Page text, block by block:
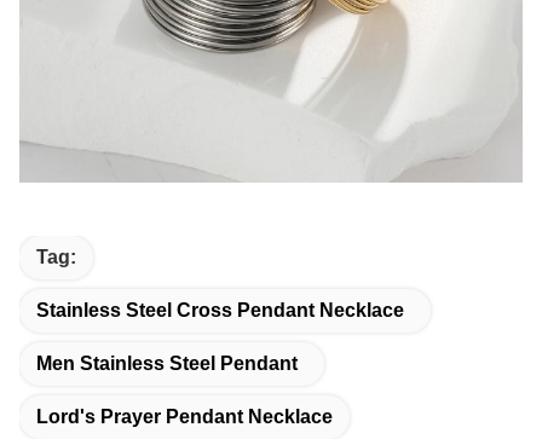
Tag:
Stainless Steel Cross Pendant Necklace
Men Stainless Steel Pendant
Lord's Prayer Pendant Necklace